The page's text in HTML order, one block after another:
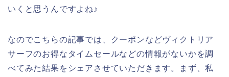
いくと思うんですよね♪
なのでこちらの記事では、クーポンなどヴィクトリア
サーフのお得なタイムセールなどの情報がないかを調
べてみた結果をシェアさせていただきます。まず、私